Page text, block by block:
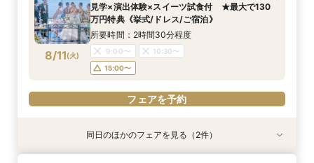
8/10(月) 9:00〜
10:30〜
15:00〜
フェアを予約
8/10(月) 11:00〜
13:00〜
15:00〜
フェアを予約
8/10(月)
11:00〜 15:00〜
フェアを予約
8/11(火)
見学×演出体験×スイーツ試食付 ★最大で130
万円特典《挙式/ドレス/ご宿泊》
所要時間：2時間30分程度
9:00〜
10:30〜
15:00〜
フェアを予約
特典あり
特典あり同日のほかのフェアを見る（2件）